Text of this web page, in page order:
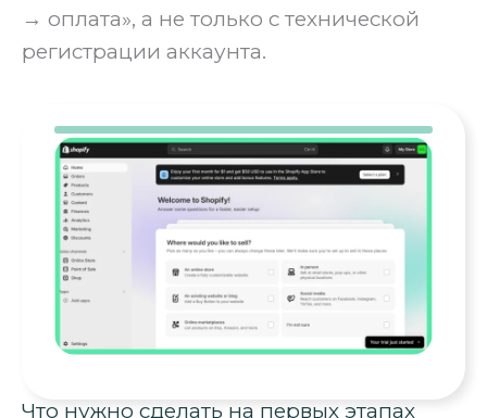
→ оплата», а не только с технической
регистрации аккаунта.
Что нужно сделать на первых этапах